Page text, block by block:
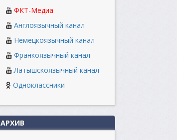
ФКТ-Медиа
Англоязычный канал
Немецкоязычный канал
Франкоязычный канал
Латышскоязычный канал
Одноклассники
АРХИВ